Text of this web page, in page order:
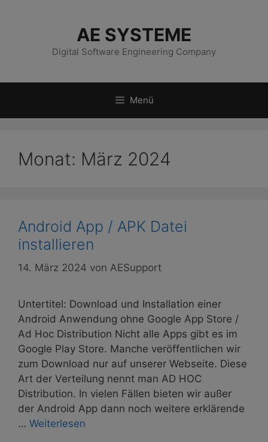
AE SYSTEME
Digital Software Engineering Company
Menü
Monat: März 2024
Android App / APK Datei
installieren
14. März 2024 von AESupport
Untertitel: Download und Installation einer
Android Anwendung ohne Google App Store /
Ad Hoc Distribution Nicht alle Apps gibt es im
Google Play Store. Manche veröffentlichen wir
zum Download nur auf unserer Webseite. Diese
Art der Verteilung nennt man AD HOC
Distribution. In vielen Fällen bieten wir außer
der Android App dann noch weitere erklärende
… Weiterlesen